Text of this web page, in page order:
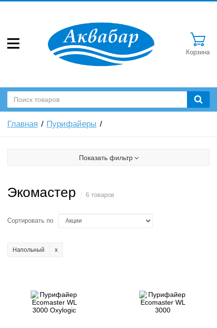
Корзина
Главная Пурифайеры
Показать фильтр
Экомастер 6 товаров
Сортировать по
Напольный